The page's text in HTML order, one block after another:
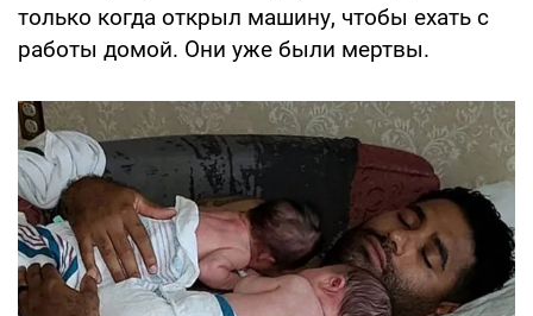
только когда открыл машину, чтобы ехать с
работы домой. Они уже были мертвы.